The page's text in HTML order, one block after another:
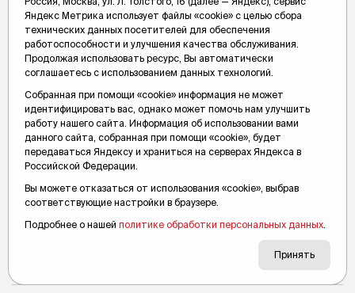
В Тобольске мужчина расправился с
приятелем из-за кошки
Ему не понравилось, как гость обращался с его животным.
Яндекс Метрика использует файлы «cookie» с целью сбора
технических данных посетителей для обеспечения
работоспособности и улучшения качества обслуживания.
Продолжая использовать ресурс, Вы автоматически
соглашаетесь с использованием данных технологий.
Собранная при помощи «cookie» информация не может
идентифицировать вас, однако может помочь нам улучшить
работу нашего сайта. Информация об использовании вами
данного сайта, собранная при помощи «cookie», будет
передаваться Яндексу и храниться на серверах Яндекса в
Российской Федерации.
Вы можете отказаться от использования «cookie», выбрав
соответствующие настройки в браузере.
Подробнее о нашей политике обработки персональных данных
Принять